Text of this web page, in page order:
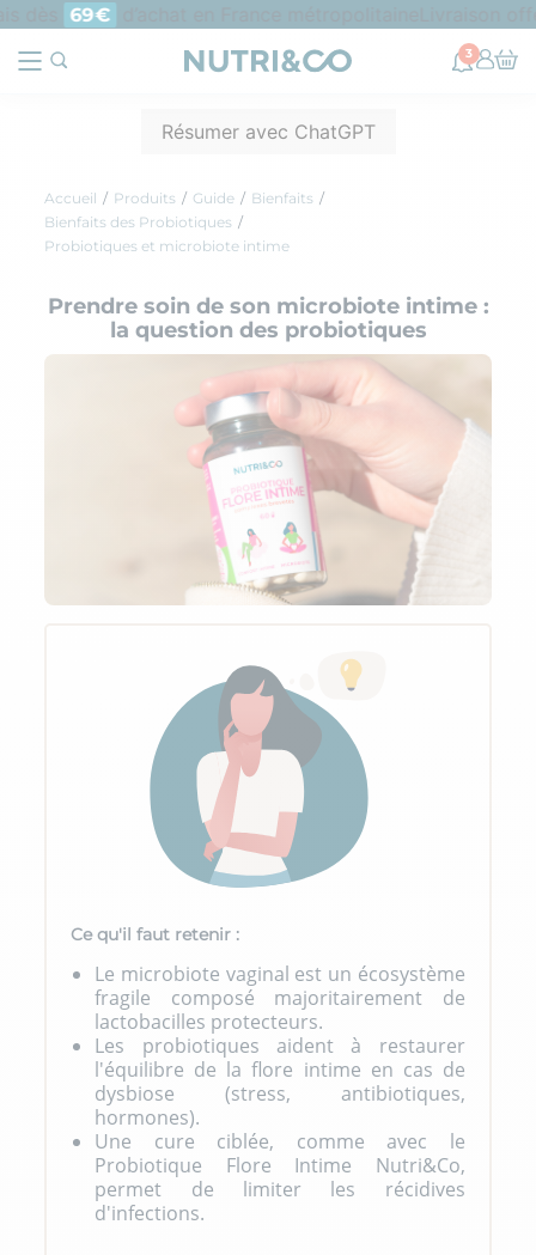
69€ d’achat en France métropolitaine
3
Résumer avec ChatGPT
Accueil Produits Guide
Bienfaits
Bienfaits des Probiotiques
Probiotiques et microbiote intime
Prendre soin de son microbiote intime :
la question des probiotiques
Ce qu'il faut retenir :
Le microbiote vaginal est un écosystème
fragile composé majoritairement de
lactobacilles protecteurs.
Les probiotiques aident à restaurer
l'équilibre de la flore intime en cas de
dysbiose (stress, antibiotiques,
hormones).
Une cure ciblée, comme avec le
Probiotique Flore Intime Nutri&Co,
permet de limiter les récidives
d'infections.